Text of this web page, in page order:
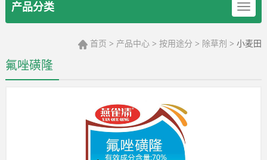
产品分类
首页 > 产品中心 >按用途分 > 除草剂 >小麦田
氟唑磺隆